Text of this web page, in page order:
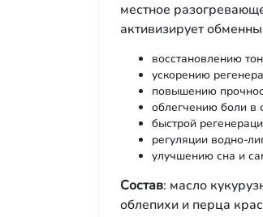
местное
активизирует
восстановлению
ускорению
повышению
облегчению боли в
быстрой
регуляции водно-
улучшению сна и
Состав: масло
облепихи и перца